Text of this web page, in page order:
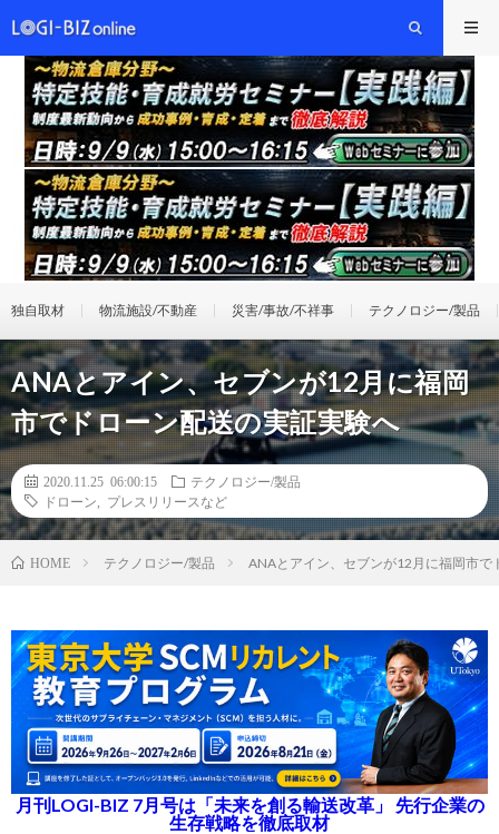
独自取材 物流施設/不動産 災害/事故/不祥事 テクノロジー/製品
ANAとアイン、セブンが12月に福岡
市でドローン配送の実証実験へ
2020.11.25 06:00:15
テクノロジー/製品
ドローン
プレスリリースなど
HOME テクノロジー/製品 ANAとアイン、セブンが12月に福岡市で
月刊LOGI-BIZ 7月号は「未来を創る輸送改革」 先行企業の
生存戦略を徹底取材